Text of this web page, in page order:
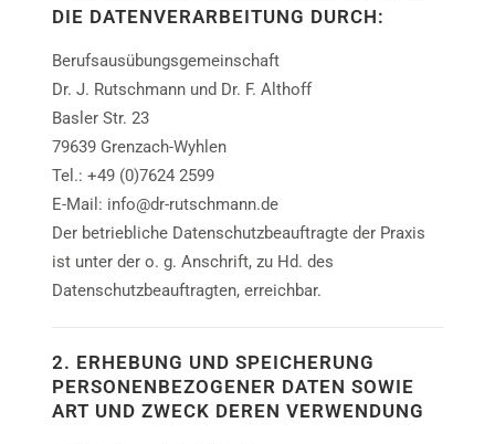
DIE DATENVERARBEITUNG DURCH:
Berufsausübungsgemeinschaft
Dr. J. Rutschmann und Dr. F. Althoff
Basler Str. 23
79639 Grenzach-Wyhlen
Tel.: +49 (0)7624 2599
E-Mail: info@dr-rutschmann.de
Der betriebliche Datenschutzbeauftragte der Praxis
ist unter der o. g. Anschrift, zu Hd. des
Datenschutzbeauftragten, erreichbar.
2. ERHEBUNG UND SPEICHERUNG
PERSONENBEZOGENER DATEN SOWIE
ART UND ZWECK DEREN VERWENDUNG